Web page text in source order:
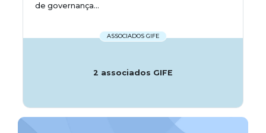
de governança...
ASSOCIADOS GIFE
2 associados GIFE